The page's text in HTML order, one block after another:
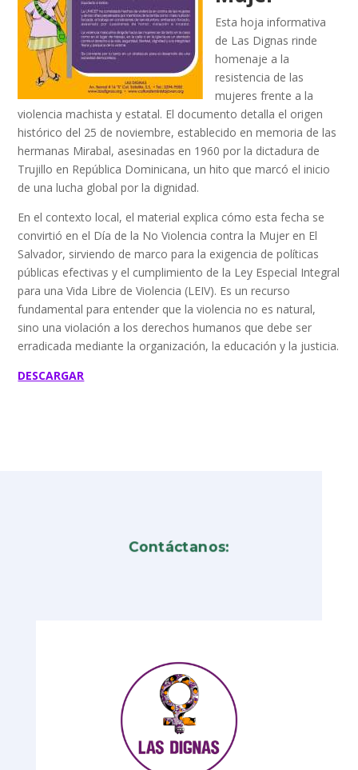
Esta hoja informativa
de Las Dignas rinde
homenaje a la
resistencia de las
mujeres frente a la
violencia machista y estatal. El documento detalla el origen
histórico del 25 de noviembre, establecido en memoria de las
hermanas Mirabal, asesinadas en 1960 por la dictadura de
Trujillo en República Dominicana, un hito que marcó el inicio
de una lucha global por la dignidad.
En el contexto local, el material explica cómo esta fecha se
convirtió en el Día de la No Violencia contra la Mujer en El
Salvador, sirviendo de marco para la exigencia de políticas
públicas efectivas y el cumplimiento de la Ley Especial Integral
para una Vida Libre de Violencia (LEIV). Es un recurso
fundamental para entender que la violencia no es natural,
sino una violación a los derechos humanos que debe ser
erradicada mediante la organización, la educación y la justicia.
DESCARGAR
Contáctanos: